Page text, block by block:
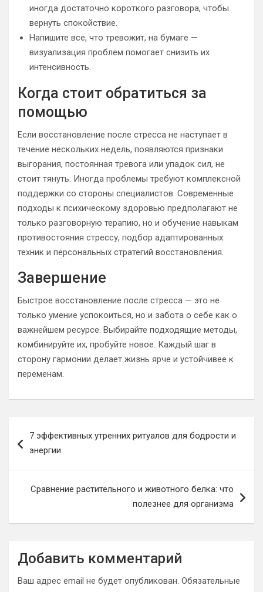
иногда достаточно короткого разговора, чтобы
вернуть спокойствие.
Напишите все, что тревожит, на бумаге —
визуализация проблем помогает снизить их
интенсивность.
Когда стоит обратиться за
помощью
Если восстановление после стресса не наступает в
течение нескольких недель, появляются признаки
выгорания, постоянная тревога или упадок сил, не
стоит тянуть. Иногда проблемы требуют комплексной
поддержки со стороны специалистов. Современные
подходы к психическому здоровью предполагают не
только разговорную терапию, но и обучение навыкам
противостояния стрессу, подбор адаптированных
техник и персональных стратегий восстановления.
Завершение
Быстрое восстановление после стресса — это не
только умение успокоиться, но и забота о себе как о
важнейшем ресурсе. Выбирайте подходящие методы,
комбинируйте их, пробуйте новое. Каждый шаг в
сторону гармонии делает жизнь ярче и устойчивее к
переменам.
по
7 эффективных утренних ритуалов для бодрости и
энергии
Сравнение растительного и животного белка: что
полезнее для организма
Добавить комментарий
Ваш адрес email не будет опубликован. Обязательные